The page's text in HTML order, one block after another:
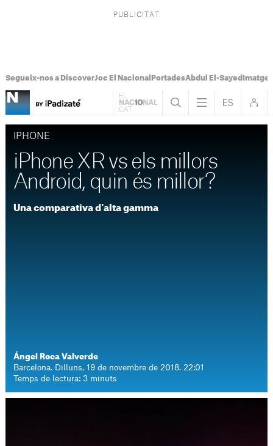
Segueix-nos a DiscoverJoc El Nacional PortadesAbdul El-Sayed
IPHONE
iPhone XR vs els millors
Android, quin és millor?
Una comparativa d'alta gamma
Ángel Roca Valverde
Barcelona. Dilluns, 19 de novembre de 2018. 22:01
Temps de lectura: 3 minuts